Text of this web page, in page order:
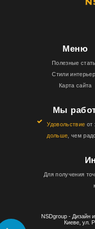
NSDgroup - Дизайн
Киеве, ул.
Меню
Полезные
Стили
Карта сайта
Мы
Удовольствие от
дольше , чем
Для получения